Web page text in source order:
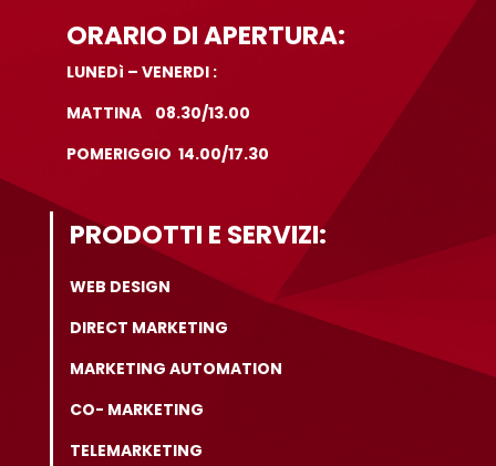
ORARIO DI APERTURA:
LUNEDì – VENERDI :
MATTINA 08.30/13.00
POMERIGGIO 14.00/17.30
PRODOTTI E SERVIZI:
WEB DESIGN
DIRECT MARKETING
MARKETING AUTOMATION
CO- MARKETING
TELEMARKETING